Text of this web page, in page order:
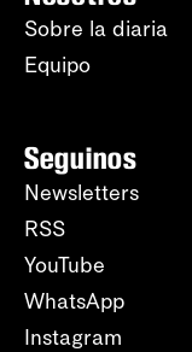
Sobre la diaria
Equipo
Seguinos
Newsletters
RSS
YouTube
WhatsApp
Instagram